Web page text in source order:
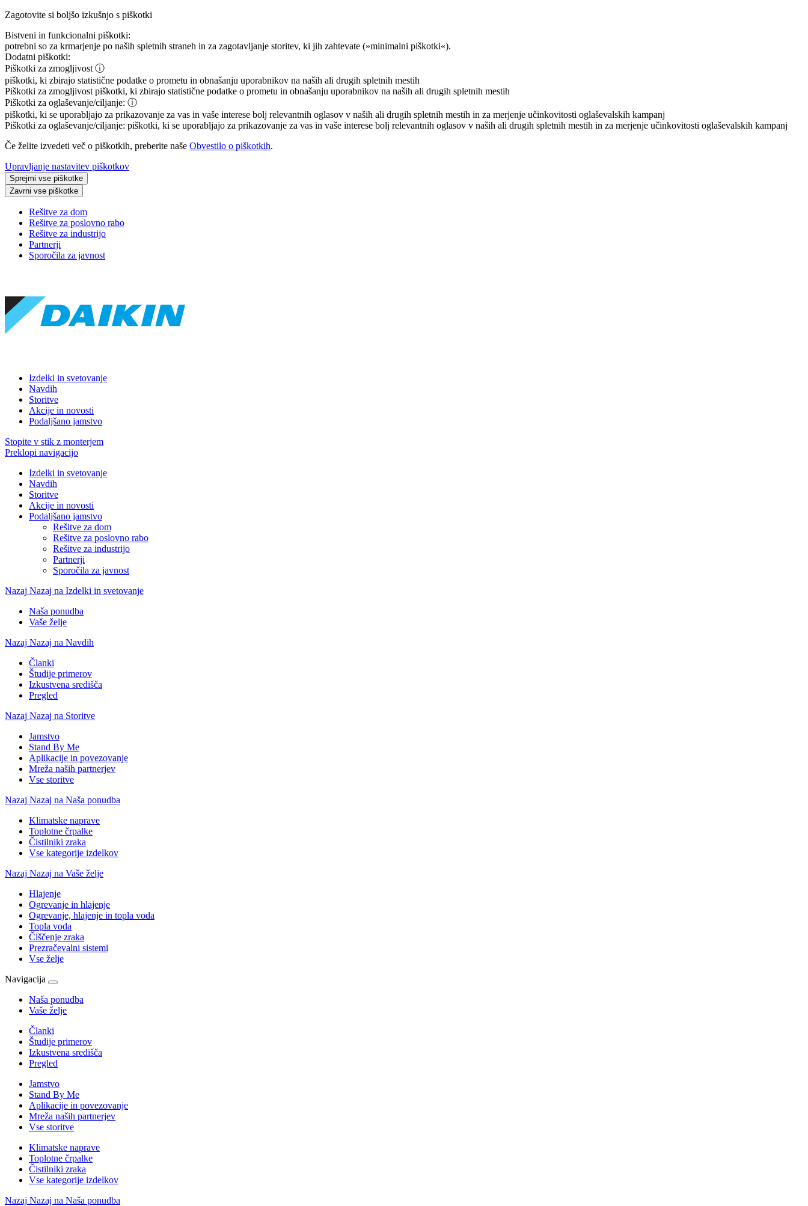
Zagotovite si boljšo izkušnjo s piškotki
Bistveni in funkcionalni piškotki:
potrebni so za krmarjenje po naših spletnih straneh in za zagotavljanje storitev, ki jih zahtevate (»minimalni piškotki«).
Dodatni piškotki:
Piškotki za zmogljivost ⓘ
piškotki, ki zbirajo statistične podatke o prometu in obnašanju uporabnikov na naših ali drugih spletnih mestih
Piškotki za zmogljivost piškotki, ki zbirajo statistične podatke o prometu in obnašanju uporabnikov na naših ali drugih spletnih mestih
Piškotki za oglaševanje/ciljanje: ⓘ
piškotki, ki se uporabljajo za prikazovanje za vas in vaše interese bolj relevantnih oglasov v naših ali drugih spletnih mestih in za merjenje učinkovitosti oglaševalskih kampanj
Piškotki za oglaševanje/ciljanje: piškotki, ki se uporabljajo za prikazovanje za vas in vaše interese bolj relevantnih oglasov v naših ali drugih spletnih mestih in za merjenje učinkovitosti oglaševalskih kampanj
Če želite izvedeti več o piškotkih, preberite naše Obvestilo o piškotkih.
Upravljanje nastavitev piškotkov
Sprejmi vse piškotke
Zavrni vse piškotke
Rešitve za dom
Rešitve za poslovno rabo
Rešitve za industrijo
Partnerji
Sporočila za javnost
Izdelki in svetovanje
Navdih
Storitve
Akcije in novosti
Podaljšano jamstvo
Stopite v stik z monterjem
Preklopi navigacijo
Izdelki in svetovanje
Navdih
Storitve
Akcije in novosti
Podaljšano jamstvo
Rešitve za dom
Rešitve za poslovno rabo
Rešitve za industrijo
Partnerji
Sporočila za javnost
Nazaj Nazaj na Izdelki in svetovanje
Naša ponudba
Vaše želje
Nazaj Nazaj na Navdih
Članki
Študije primerov
Izkustvena središča
Pregled
Nazaj Nazaj na Storitve
Jamstvo
Stand By Me
Aplikacije in povezovanje
Mreža naših partnerjev
Vse storitve
Nazaj Nazaj na Naša ponudba
Klimatske naprave
Toplotne črpalke
Čistilniki zraka
Vse kategorije izdelkov
Nazaj Nazaj na Vaše želje
Hlajenje
Ogrevanje in hlajenje
Ogrevanje, hlajenje in topla voda
Topla voda
Čiščenje zraka
Prezračevalni sistemi
Vse želje
Navigacija
Naša ponudba
Vaše želje
Članki
Študije primerov
Izkustvena središča
Pregled
Jamstvo
Stand By Me
Aplikacije in povezovanje
Mreža naših partnerjev
Vse storitve
Klimatske naprave
Toplotne črpalke
Čistilniki zraka
Vse kategorije izdelkov
Nazaj Nazaj na Naša ponudba